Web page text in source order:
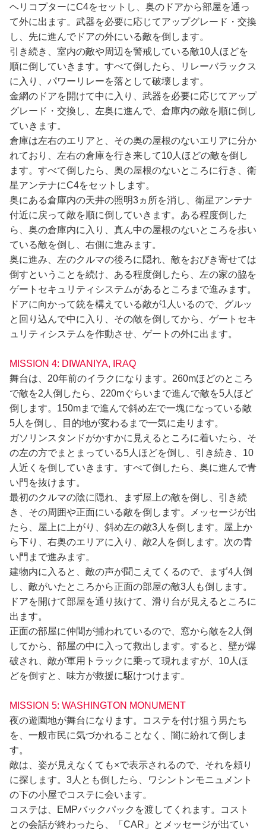
ヘリコプターにC4をセットし、奥のドアから部屋を通っ
て外に出ます。武器を必要に応じてアップグレード・交換
し、先に進んでドアの外にいる敵を倒します。
引き続き、室内の敵や周辺を警戒している敵10人ほどを
順に倒していきます。すべて倒したら、リレーバラックス
に入り、パワーリレーを落として破壊します。
金網のドアを開けて中に入り、武器を必要に応じてアップ
グレード・交換し、左奥に進んで、倉庫内の敵を順に倒し
ていきます。
倉庫は左右のエリアと、その奥の屋根のないエリアに分か
れており、左右の倉庫を行き来して10人ほどの敵を倒し
ます。すべて倒したら、奥の屋根のないところに行き、衛
星アンテナにC4をセットします。
奥にある倉庫内の天井の照明3ヵ所を消し、衛星アンテナ
付近に戻って敵を順に倒していきます。ある程度倒した
ら、奥の倉庫内に入り、真ん中の屋根のないところを歩い
ている敵を倒し、右側に進みます。
奥に進み、左のクルマの後ろに隠れ、敵をおびき寄せては
倒すということを続け、ある程度倒したら、左の家の脇を
ゲートセキュリティシステムがあるところまで進みます。
ドアに向かって銃を構えている敵が1人いるので、グルッ
と回り込んで中に入り、その敵を倒してから、ゲートセキ
ュリティシステムを作動させ、ゲートの外に出ます。
MISSION 4: DIWANIYA, IRAQ
舞台は、20年前のイラクになります。260mほどのところ
で敵を2人倒したら、220mぐらいまで進んで敵を5人ほど
倒します。150mまで進んで斜め左で一塊になっている敵
5人を倒し、目的地が変わるまで一気に走ります。
ガソリンスタンドがかすかに見えるところに着いたら、そ
の左の方でまとまっている5人ほどを倒し、引き続き、10
人近くを倒していきます。すべて倒したら、奥に進んで青
い門を抜けます。
最初のクルマの陰に隠れ、まず屋上の敵を倒し、引き続
き、その周囲や正面にいる敵を倒します。メッセージが出
たら、屋上に上がり、斜め左の敵3人を倒します。屋上か
ら下り、右奥のエリアに入り、敵2人を倒します。次の青
い門まで進みます。
建物内に入ると、敵の声が聞こえてくるので、まず4人倒
し、敵がいたところから正面の部屋の敵3人も倒します。
ドアを開けて部屋を通り抜けて、滑り台が見えるところに
出ます。
正面の部屋に仲間が捕われているので、窓から敵を2人倒
してから、部屋の中に入って救出します。すると、壁が爆
破され、敵が軍用トラックに乗って現れますが、10人ほ
どを倒すと、味方が救援に駆けつけます。
MISSION 5: WASHINGTON MONUMENT
夜の遊園地が舞台になります。コステを付け狙う男たち
を、一般市民に気づかれることなく、闇に紛れて倒しま
す。
敵は、姿が見えなくても×で表示されるので、それを頼り
に探します。3人とも倒したら、ワシントンモニュメント
の下の小屋でコステに会います。
コステは、EMPバックパックを渡してくれます。コスト
との会話が終わったら、「CAR」とメッセージが出てい